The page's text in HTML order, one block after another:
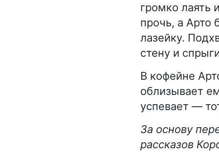
громко лаять
прочь, а Арто
лазейку.
стену и
В кофейне
облизывает
успевает —
За основу
рассказов